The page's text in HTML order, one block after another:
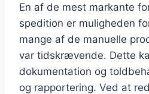
En af de mest markante
spedition er muligheden
mange af de manuelle
var tidskrævende. Dette
dokumentation og
og rapportering. Ved at